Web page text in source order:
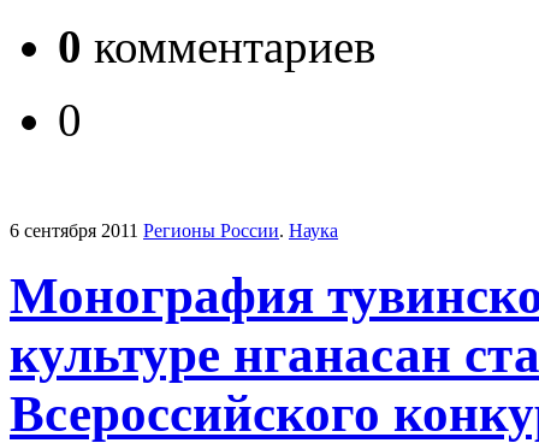
0 комментариев
0
6 сентября 2011 Регионы России. Наука
Монография
культуре нганасан
Всероссийского